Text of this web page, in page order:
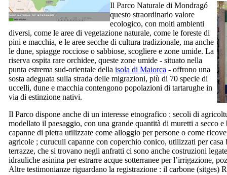
Il Parco Naturale di Mondragó
questo straordinario valore
ecologico, con molti ambienti
diversi, come le aree di vegetazione naturale, come le foreste di
pini e macchia, e le aree secche di cultura tradizionale, ma anche
le dune, spiagge rocciose o sabbiose, scogliere e zone umide. La
riserva ospita rare orchidee, queste zone umide - situato nella
punta estrema sud-orientale della isola di Maiorca - offrono una
sosta adeguata sulla strada delle migrazioni, più di 70 specie di
uccelli, dune e macchia contengono popolazioni di tartarughe in
via di estinzione nativi.
Il Parco dispone anche di un interesse etnografico : secoli di
modellato il paesaggio, con una grande quantità di muretti a secco e
capanne di pietra utilizzate come alloggio per persone o come
agricole ; curucull capanne con coperchio conico, utilizzati per casa
terrazze, che si trovano negli anfratti ci sono anche costruzioni
idrauliche asinina per estrarre acque sotterranee per l’irrigazione,
Altre testimonianze riguardano la registrazione : il carbone (sitges)